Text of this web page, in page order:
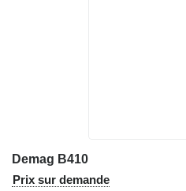
Demag B410
Prix sur demande